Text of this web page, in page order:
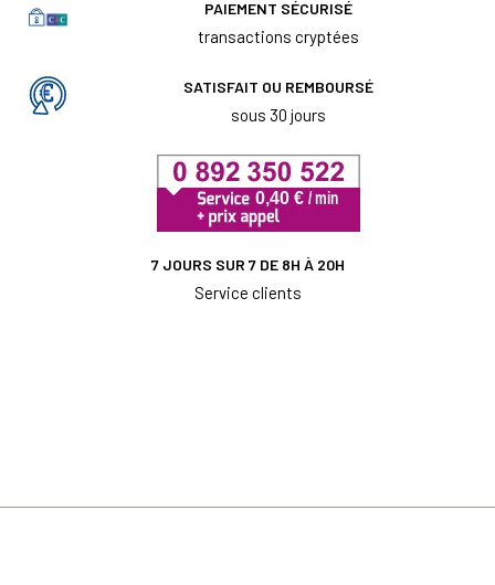
PAIEMENT SÉCURISÉ
transactions cryptées
SATISFAIT OU REMBOURSÉ
sous 30 jours
7 JOURS SUR 7 DE 8H À 20H
Service clients